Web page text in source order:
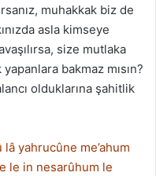
muhakkak biz de
asla kimseye
size mutlaka
bakmaz mısın?
olduklarına şahitlik
yahrucûne me’ahum
le in nesarûhum le